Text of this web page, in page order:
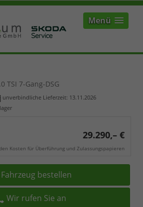
Menü
TSI 7-Gang-DSG
unverbindliche Lieferzeit: 13.11.2026
29.290,– €
Kosten für Überführung und Zulassungspapieren
Fahrzeug bestellen
Wir rufen Sie an